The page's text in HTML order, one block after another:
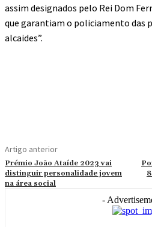
assim designados pelo Rei Dom
que garantiam o policiamento das
alcaides”.
Artigo anterior
Prémio João Ataíde 2023 vai
distinguir personalidade jovem
na área social
-